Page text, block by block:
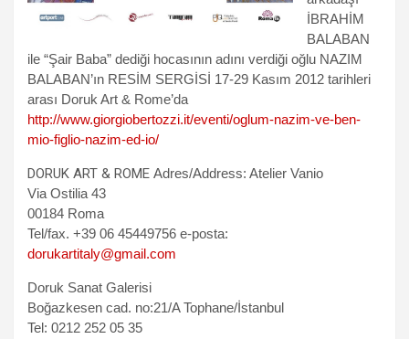
İBRAHİM
BALABAN
ile “Şair Baba” dediği hocasının adını verdiği oğlu NAZIM
BALABAN’ın RESİM SERGİSİ 17-29 Kasım 2012 tarihleri
arası Doruk Art & Rome’da
http://www.giorgiobertozzi.it/eventi/oglum-nazim-ve-ben-
mio-figlio-nazim-ed-io/
DORUK ART & ROME Adres/Address: Atelier Vanio
Via Ostilia 43
00184 Roma
Tel/fax. +39 06 45449756 e-posta:
dorukartitaly@gmail.com
Doruk Sanat Galerisi
Boğazkesen cad. no:21/A Tophane/İstanbul
Tel: 0212 252 05 35